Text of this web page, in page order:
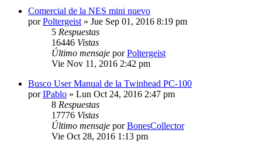
Comercial de la NES mini nuevo
porPoltergeist » Jue Sep 01, 2016 8:19 pm
5 Respuestas
16446 Vistas
Último mensaje porPoltergeist
Vie Nov 11, 2016 2:42 pm
Busco User Manual de la Twinhead PC-100
porIPablo » Lun Oct 24, 2016 2:47 pm
8 Respuestas
17776 Vistas
Último mensaje porBonesCollector
Vie Oct 28, 2016 1:13 pm